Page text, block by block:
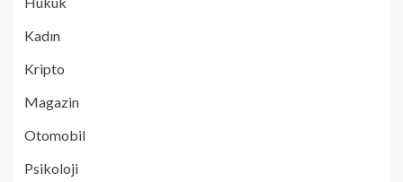
Kadın
Kripto
Magazin
Otomobil
Psikoloji